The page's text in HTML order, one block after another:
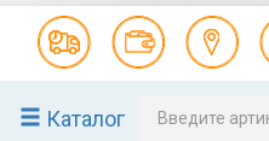
Каталог